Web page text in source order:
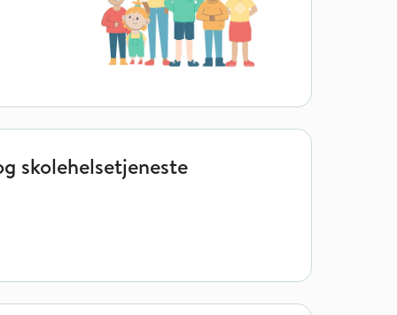
skolehelsetjeneste